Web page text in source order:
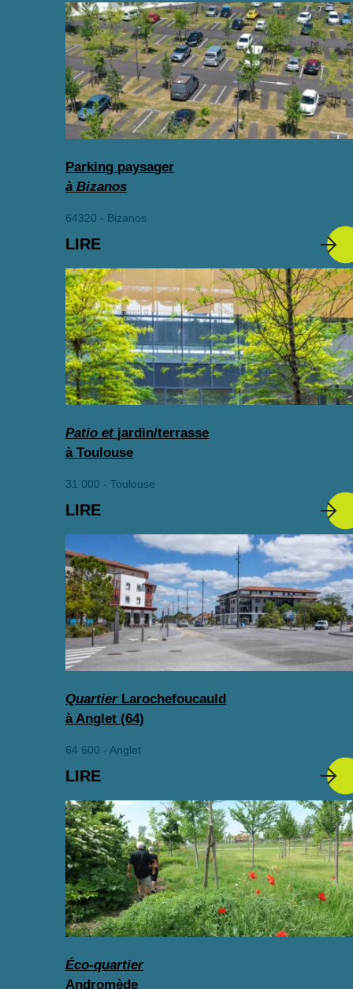
Parking paysager
à Bizanos
64320 - Bizanos
LIRE
Patio et jardin/terrasse
à Toulouse
31 000 - Toulouse
LIRE
Quartier Larochefoucauld
à Anglet (64)
64 600 - Anglet
LIRE
Éco-quartier
Andromède